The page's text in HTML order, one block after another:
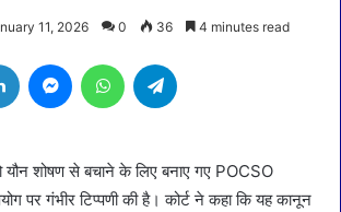
11, 2026 0 36 4 minutes read
LinkedIn MessengerWhatsApp
यौन शोषण से बचाने के लिए बनाए गए POCSO
पर गंभीर टिप्पणी की है। कोर्ट ने कहा कि यह कानून